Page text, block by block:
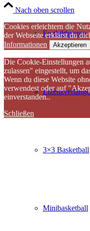
Fortbildungen
3×3 Basketball
Minibasketball
Nach oben scrollen
Cookies erleichtern die
der Webseite erklärst du
Informationen
Akzeptieren
Die Cookie-Einstellungen
zulassen" eingestellt, um
Wenn du diese Website
verwendest oder auf
einverstanden..
Schließen